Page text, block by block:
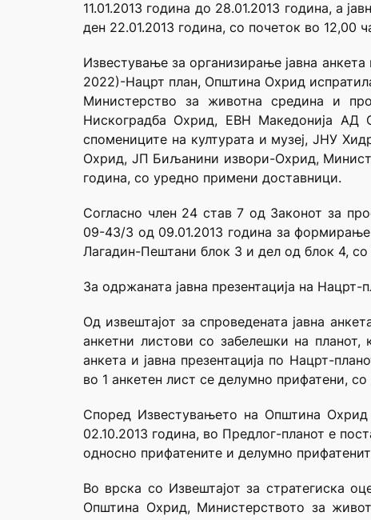
11.01.2013 година до 28.01.2013 година, а
ден 22.01.2013 година, со почеток во 12,00
Известување за организирање јавна
2022)-Нацрт план, Општина Охрид
Министерство за животна средина и
Нискоградба Охрид, ЕВН Македонија АД
спомениците на културата и музеј, ЈНУ
Охрид, ЈП Биљанини извори-Охрид,
година, со уредно примени доставници.
Согласно член 24 став 7 од Законот за
09-43/3 од 09.01.2013 година за формирање
Лагадин-Пештани блок 3 и дел од блок 4,
За одржаната јавна презентација на
Од извештајот за спроведената јавна
анкетни листови со забелешки на планот,
анкета и јавна презентација по Нацрт-
во 1 анкетен лист се делумно прифатени,
Според Известувањето на Општина
02.10.2013 година, во Предлог-планот е
односно прифатените и делумно
Во врска со Извештајот за стратегиска
Општина Охрид, Министерството за